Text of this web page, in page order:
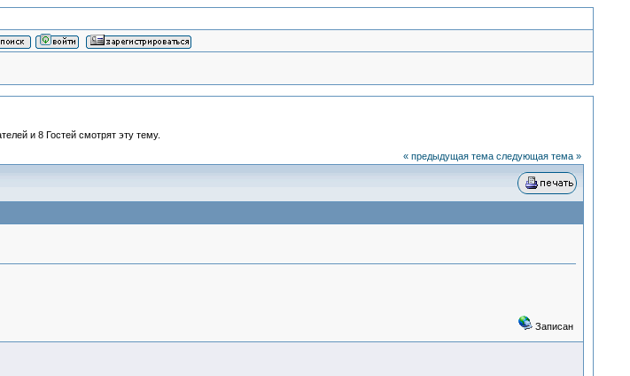
и 8 Гостей смотрят эту тему.
« предыдущая тема следующая тема »
Записан